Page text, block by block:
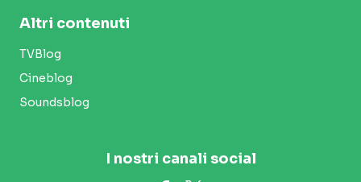
Altri contenuti
TVBlog
Cineblog
Soundsblog
I nostri canali social